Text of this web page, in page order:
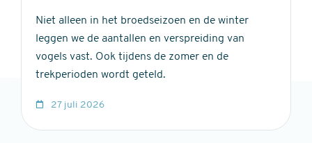
Niet alleen in het broedseizoen en de winter
leggen we de aantallen en verspreiding van
vogels vast. Ook tijdens de zomer en de
trekperioden wordt geteld.
27 juli 2026